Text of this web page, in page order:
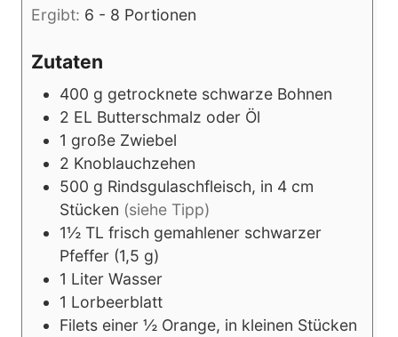
Ergibt: 6 - 8 Portionen
Zutaten
400 g getrocknete schwarze Bohnen
2 EL Butterschmalz oder Öl
1 große Zwiebel
2 Knoblauchzehen
500 g Rindsgulaschfleisch, in 4 cm
Stücken (siehe Tipp)
1½ TL frisch gemahlener schwarzer
Pfeffer (1,5 g)
1 Liter Wasser
1 Lorbeerblatt
Filets einer ½ Orange, in kleinen Stücken